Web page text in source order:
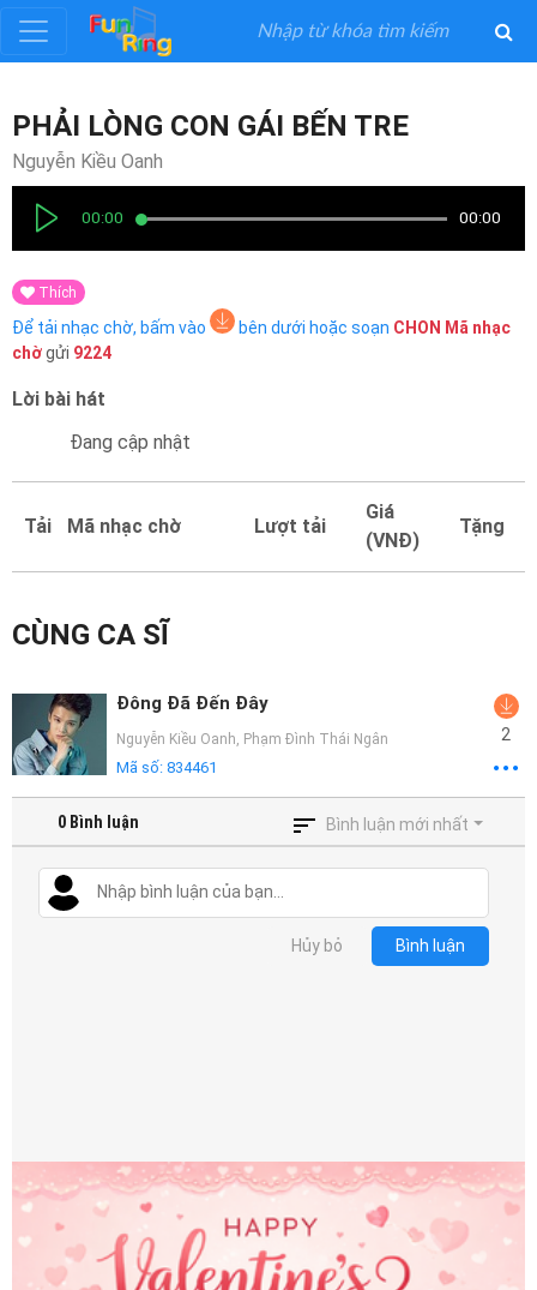
Đăng
ký
nhập
Thể
Loại
Nghệ
Mại
Dẫn
Funring
Doanh
Nghiệp
PHẢI LÒNG CON GÁI BẾN TRE
Nguyễn Kiều Oanh
00:00 00:00
Thích
Để tải nhạc chờ, bấm vào bên dưới hoặc soạn CHON Mã nhạc
chờgửi 9224
Lời bài hát
Đang cập nhật
Tải Mã nhạc chờ Lượt tải
Giá
(VNĐ)
Tặng
CÙNG CA SĨ
Đông Đã Đến Đây
Nguyễn Kiều Oanh, Phạm Đình Thái Ngân
Mã số: 834461
2
0 Bình luận Bình luận mới nhất
Hủy bỏ Bình luận